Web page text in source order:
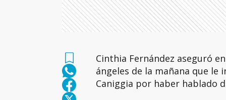
Cinthia Fernández aseguró
ángeles de la mañana que le
Caniggia por haber hablado